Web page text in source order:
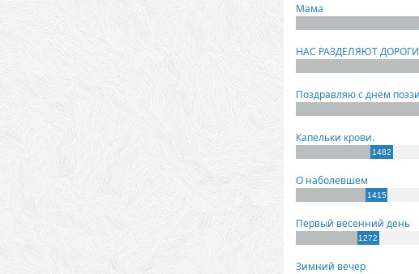
Мама
НАС РАЗДЕЛЯЮТ ДОРОГИ
Капельки крови.
1482
О наболевшем
1415
Первый весенний день
1272
Зимний вечер